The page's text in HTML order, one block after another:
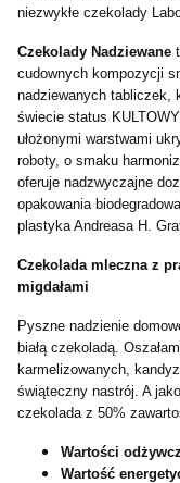
niezwykłe czekolady
Czekolady Nadziewane
cudownych kompozycji
nadziewanych tabliczek,
świecie status
ułożonymi warstwami
roboty, o smaku
oferuje nadzwyczajne
opakowania
plastyka Andreasa H.
Czekolada mleczna z
migdałami
Pyszne nadzienie
białą czekoladą.
karmelizowanych,
świąteczny nastrój. A
czekolada z 50%
Wartości
Wartość